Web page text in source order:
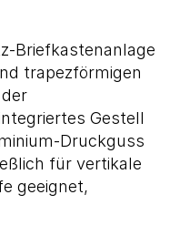
Briefkastenanlage
trapezförmigen
Gestell
Druckguss
für vertikale
geeignet,